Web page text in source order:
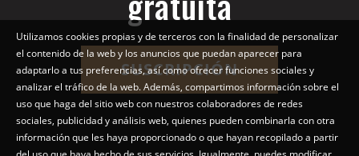
SUSCRIPCIÓN
Utilizamos cookies propias y de terceros con la finalidad de personalizar
el contenido de la web y los anuncios que puedan aparecer para
adaptarlo a tus preferencias, así como ofrecer funciones sociales y
analizar el tráfico de la web. Además, compartimos información sobre el
uso que haga del sitio web con nuestros colaboradores de redes
sociales, publicidad y análisis web, quienes pueden combinarla con otra
información que les haya proporcionado o que hayan recopilado a partir